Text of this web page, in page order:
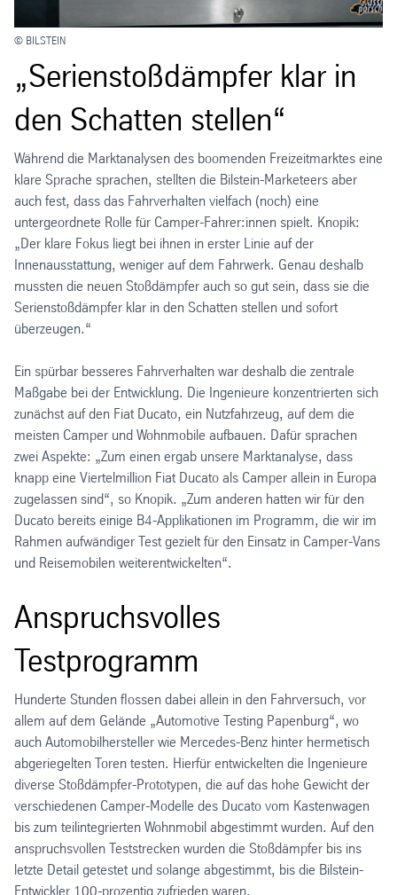
© BILSTEIN
„Serienstoßdämpfer klar in
den Schatten stellen“
Während die Marktanalysen des boomenden Freizeitmarktes eine
klare Sprache sprachen, stellten die Bilstein-Marketeers aber
auch fest, dass das Fahrverhalten vielfach (noch) eine
untergeordnete Rolle für Camper-Fahrer:innen spielt. Knopik:
„Der klare Fokus liegt bei ihnen in erster Linie auf der
Innenausstattung, weniger auf dem Fahrwerk. Genau deshalb
mussten die neuen Stoßdämpfer auch so gut sein, dass sie die
Serienstoßdämpfer klar in den Schatten stellen und sofort
überzeugen.“
Ein spürbar besseres Fahrverhalten war deshalb die zentrale
Maßgabe bei der Entwicklung. Die Ingenieure konzentrierten sich
zunächst auf den Fiat Ducato, ein Nutzfahrzeug, auf dem die
meisten Camper und Wohnmobile aufbauen. Dafür sprachen
zwei Aspekte: „Zum einen ergab unsere Marktanalyse, dass
knapp eine Viertelmillion Fiat Ducato als Camper allein in Europa
zugelassen sind“, so Knopik. „Zum anderen hatten wir für den
Ducato bereits einige B4-Applikationen im Programm, die wir im
Rahmen aufwändiger Test gezielt für den Einsatz in Camper-Vans
und Reisemobilen weiterentwickelten“.
Anspruchsvolles
Testprogramm
Hunderte Stunden flossen dabei allein in den Fahrversuch, vor
allem auf dem Gelände „Automotive Testing Papenburg“, wo
auch Automobilhersteller wie Mercedes-Benz hinter hermetisch
abgeriegelten Toren testen. Hierfür entwickelten die Ingenieure
diverse Stoßdämpfer-Prototypen, die auf das hohe Gewicht der
verschiedenen Camper-Modelle des Ducato vom Kastenwagen
bis zum teilintegrierten Wohnmobil abgestimmt wurden. Auf den
anspruchsvollen Teststrecken wurden die Stoßdämpfer bis ins
letzte Detail getestet und solange abgestimmt, bis die Bilstein-
Entwickler 100-prozentig zufrieden waren.